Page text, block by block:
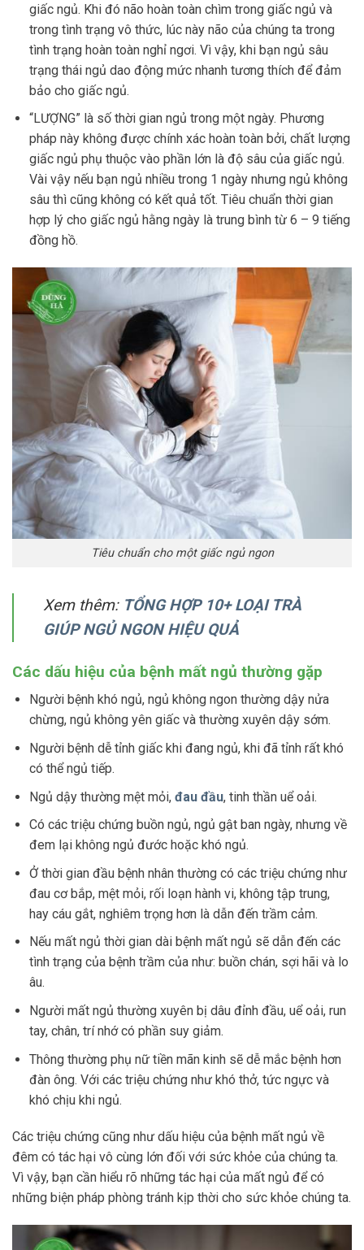
giấc ngủ. Khi đó não hoàn toàn chìm trong giấc ngủ và
trong tình trạng vô thức, lúc này não của chúng ta trong
tình trạng hoàn toàn nghỉ ngơi. Vì vậy, khi bạn ngủ sâu
trạng thái ngủ dao động mức nhanh tương thích để đảm
bảo cho giấc ngủ.
“LƯỢNG” là số thời gian ngủ trong một ngày. Phương
pháp này không được chính xác hoàn toàn bởi, chất lượng
giấc ngủ phụ thuộc vào phần lớn là độ sâu của giấc ngủ.
Vài vậy nếu bạn ngủ nhiều trong 1 ngày nhưng ngủ không
sâu thì cũng không có kết quả tốt. Tiêu chuẩn thời gian
hợp lý cho giấc ngủ hằng ngày là trung bình từ 6 – 9 tiếng
đồng hồ.
Tiêu chuẩn cho một giấc ngủ ngon
Xem thêm: TỔNG HỢP 10+ LOẠI TRÀ
GIÚP NGỦ NGON HIỆU QUẢ
Các dấu hiệu của bệnh mất ngủ thường gặp
Người bệnh khó ngủ, ngủ không ngon thường dậy nửa
chừng, ngủ không yên giấc và thường xuyên dậy sớm.
Người bệnh dễ tỉnh giấc khi đang ngủ, khi đã tỉnh rất khó
có thể ngủ tiếp.
Ngủ dậy thường mệt mỏi, đau đầu, tinh thần uể oải.
Có các triệu chứng buồn ngủ, ngủ gật ban ngày, nhưng về
đem lại không ngủ đước hoặc khó ngủ.
Ở thời gian đầu bệnh nhân thường có các triệu chứng như
đau cơ bắp, mệt mỏi, rối loạn hành vi, không tập trung,
hay cáu gắt, nghiêm trọng hơn là dẫn đến trầm cảm.
Nếu mất ngủ thời gian dài bệnh mất ngủ sẽ dẫn đến các
tình trạng của bệnh trầm của như: buồn chán, sợi hãi và lo
âu.
Người mất ngủ thường xuyên bị dâu đỉnh đầu, uể oải, run
tay, chân, trí nhớ có phần suy giảm.
Thông thường phụ nữ tiền mãn kinh sẽ dễ mắc bệnh hơn
đàn ông. Với các triệu chứng như khó thở, tức ngực và
khó chịu khi ngủ.
Các triệu chứng cũng như dấu hiệu của bệnh mất ngủ về
đêm có tác hại vô cùng lớn đối với sức khỏe của chúng ta.
Vì vậy, bạn cần hiểu rõ những tác hại của mất ngủ để có
những biện pháp phòng tránh kịp thời cho sức khỏe chúng ta.